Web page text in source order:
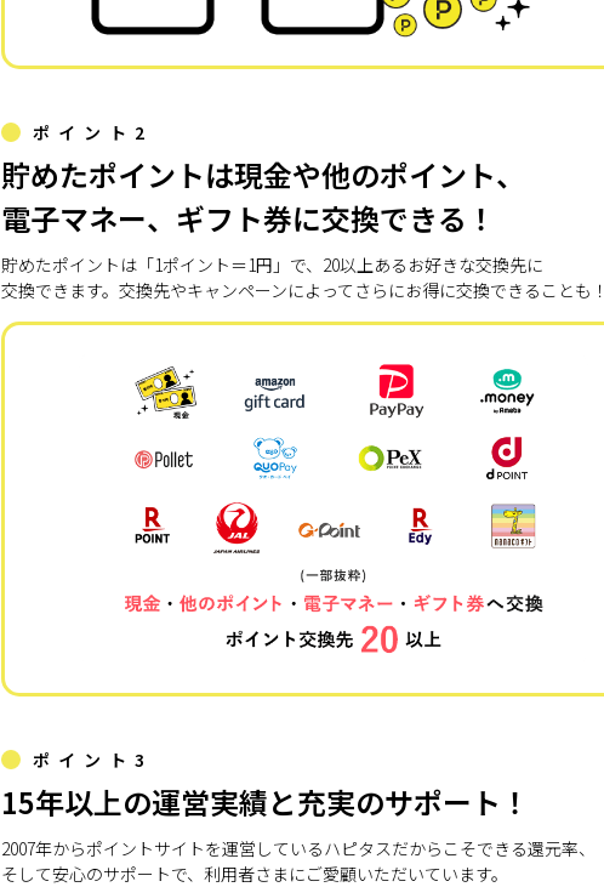
ポイント2
貯めたポイントは現金や他のポイント、
電子マネー、ギフト券に交換できる！
貯めたポイントは「1ポイント＝1円」で、20以上あるお好きな交換先に
交換できます。交換先やキャンペーンによってさらにお得に交換できることも
ポイント3
15年以上の運営実績と充実のサポート！
2007年からポイントサイトを運営しているハピタスだからこそできる還元率、
そして安心のサポートで、利用者さまにご愛顧いただいています。